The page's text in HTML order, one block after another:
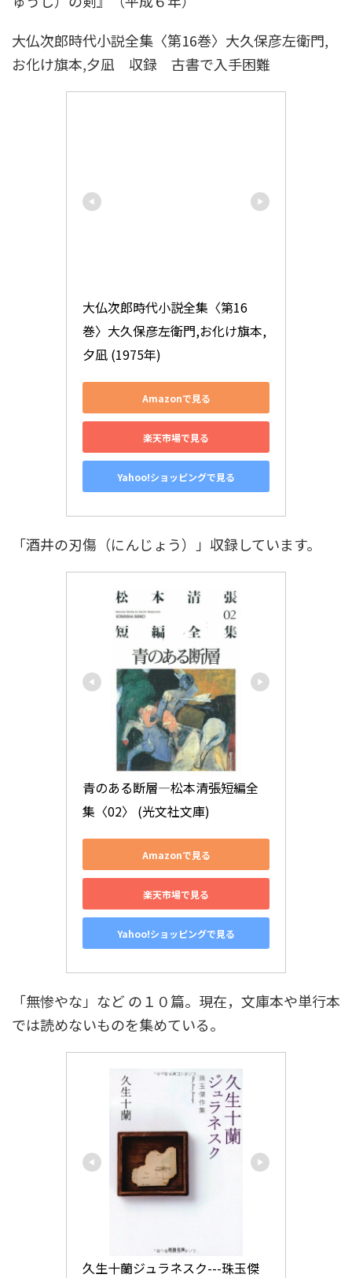
大仏次郎時代小説全集〈第16巻〉大久保彦左衛門,
お化け旗本,夕凪 収録 古書で入手困難
大仏次郎時代小説全集〈第16
巻〉大久保彦左衛門,お化け旗本,
夕凪 (1975年)
Amazonで見る
楽天市場で見る
Yahoo!ショッピングで見る
「酒井の刃傷（にんじょう）」収録しています。
青のある断層―松本清張短編全
集〈02〉 (光文社文庫)
Amazonで見る
楽天市場で見る
Yahoo!ショッピングで見る
「無惨やな」など の１０篇。現在，文庫本や単行本
では読めないものを集めている。
久生十蘭ジュラネスク---珠玉傑